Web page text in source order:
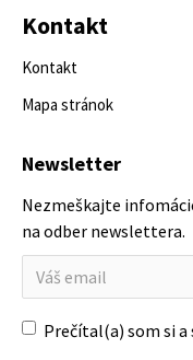
Kontakt
Kontakt
Mapa stránok
Newsletter
Nezmeškajte
na odber newslettera.
Prečítal(a) som si a